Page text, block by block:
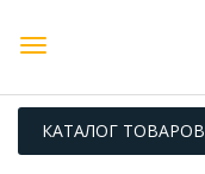
КАТАЛОГ ТОВАРОВ